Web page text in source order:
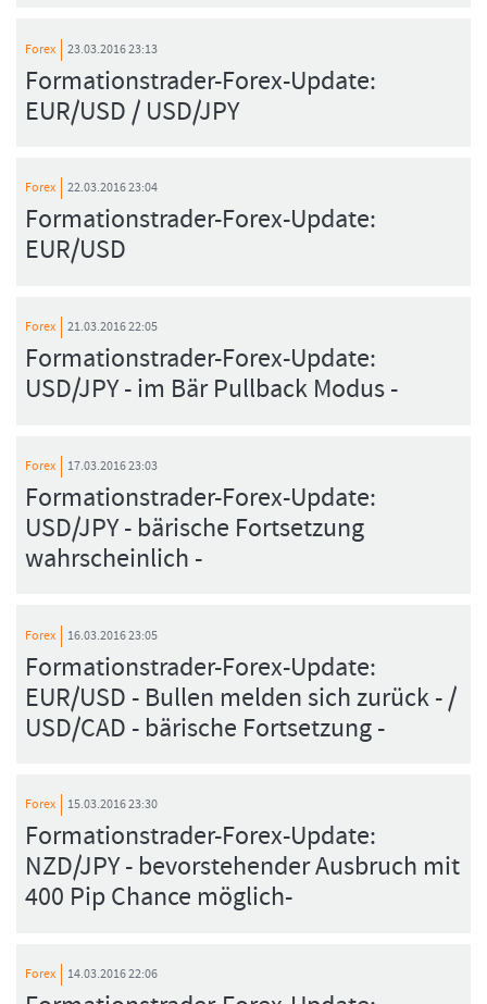
Forex 23.03.2016 23:13
Formationstrader-Forex-Update:
EUR/USD / USD/JPY
Forex 22.03.2016 23:04
Formationstrader-Forex-Update:
EUR/USD
Forex 21.03.2016 22:05
Formationstrader-Forex-Update:
USD/JPY - im Bär Pullback Modus -
Forex 17.03.2016 23:03
Formationstrader-Forex-Update:
USD/JPY - bärische Fortsetzung
wahrscheinlich -
Forex 16.03.2016 23:05
Formationstrader-Forex-Update:
EUR/USD - Bullen melden sich zurück - /
USD/CAD - bärische Fortsetzung -
Forex 15.03.2016 23:30
Formationstrader-Forex-Update:
NZD/JPY - bevorstehender Ausbruch mit
400 Pip Chance möglich-
Forex 14.03.2016 22:06